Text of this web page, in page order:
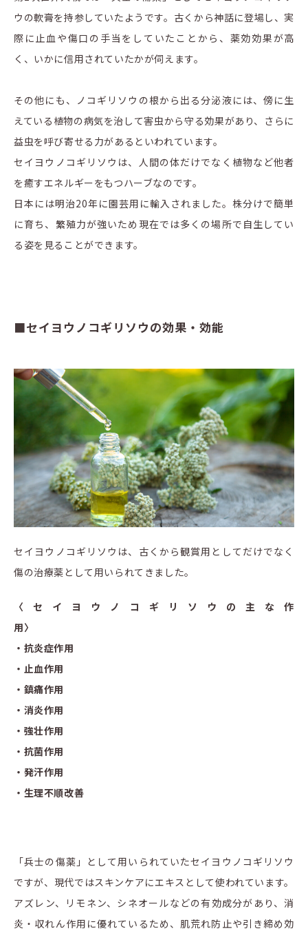
ウの軟膏を持参していたようです。古くから神話に登場し、実
際に止血や傷口の手当をしていたことから、薬効効果が高
く、いかに信用されていたかが伺えます。
その他にも、ノコギリソウの根から出る分泌液には、傍に生
えている植物の病気を治して害虫から守る効果があり、さらに
益虫を呼び寄せる力があるといわれています。
セイヨウノコギリソウは、人間の体だけでなく植物など他者
を癒すエネルギーをもつハーブなのです。
日本には明治20年に園芸用に輸入されました。株分けで簡単
に育ち、繁殖力が強いため現在では多くの場所で自生してい
る姿を見ることができます。
■セイヨウノコギリソウの効果・効能
セイヨウノコギリソウは、古くから観賞用としてだけでなく
傷の治療薬として用いられてきました。
〈セイヨウノコギリソウの主な作
用〉
・抗炎症作用
・止血作用
・鎮痛作用
・消炎作用
・強壮作用
・抗菌作用
・発汗作用
・生理不順改善
「兵士の傷薬」として用いられていたセイヨウノコギリソウ
ですが、現代ではスキンケアにエキスとして使われています。
アズレン、リモネン、シネオールなどの有効成分があり、消
炎・収れん作用に優れているため、肌荒れ防止や引き締め効